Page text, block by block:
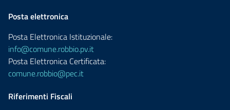
Posta elettronica
Posta Elettronica Istituzionale:
info@comune.robbio.pv.it
Posta Elettronica Certificata:
comune.robbio@pec.it
Riferimenti Fiscali